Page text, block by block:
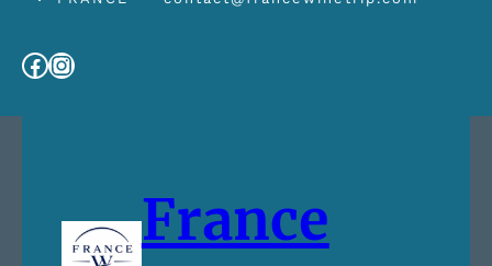
Facebook
Instagram
France